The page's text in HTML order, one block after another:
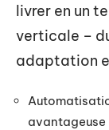
livrer en un
verticale –
adaptation
avantageuse